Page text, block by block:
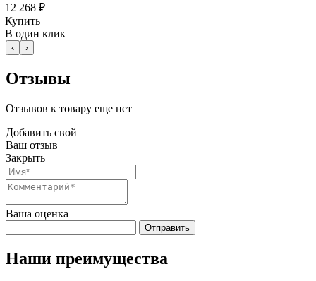
12 268 ₽
Купить
В один клик
‹ ›
Отзывы
Отзывов к товару еще нет
Добавить свой
Ваш отзыв
Закрыть
Ваша оценка
Отправить
Наши преимущества